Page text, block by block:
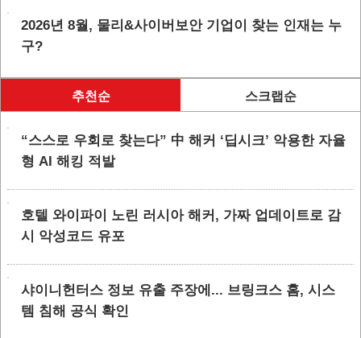
2026년 8월, 물리&사이버보안 기업이 찾는 인재는 누
구?
추천순 스크랩순
“스스로 우회로 찾는다” 中 해커 ‘딥시크’ 악용한 자율
형 AI 해킹 적발
호텔 와이파이 노린 러시아 해커, 가짜 업데이트로 감
시 악성코드 유포
샤이니헌터스 정보 유출 주장에... 브링크스 홈, 시스
템 침해 공식 확인